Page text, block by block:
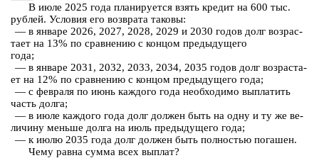
В июле 2025 года пла­ни­ру­ет­ся взять кре­дит на 600 тыс.
руб­лей. Усло­вия его воз­вра­та та­ко­вы:
— в ян­ва­ре 2026, 2027, 2028, 2029 и 2030 годов долг воз­рас­
та­ет на 13% по срав­не­нию с кон­цом преды­ду­ще­го
года;
— в ян­ва­ре 2031, 2032, 2033, 2034, 2035 годов долг воз­рас­та­
ет на 12% по срав­не­нию с кон­цом преды­ду­ще­го года;
— с фев­ра­ля по июнь каж­до­го года не­об­хо­ди­мо вы­пла­тить
часть долга;
— в июле каж­до­го года долг дол­жен быть на одну и ту же ве­
ли­чи­ну мень­ше долга на июль преды­ду­ще­го года;
— к июлю 2035 года долг дол­жен быть пол­но­стью по­га­шен.
Чему равна сумма всех вы­плат?